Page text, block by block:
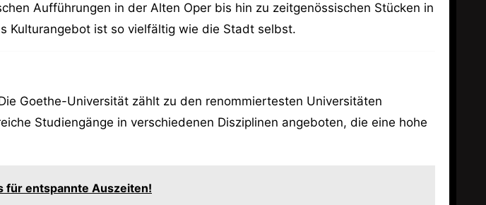
Aufführungen in der Alten Oper bis hin zu zeitgenössischen Stücken in
Kulturangebot ist so vielfältig wie die Stadt selbst.
Goethe-Universität zählt zu den renommiertesten Universitäten
Studiengänge in verschiedenen Disziplinen angeboten, die eine hohe
für entspannte Auszeiten!